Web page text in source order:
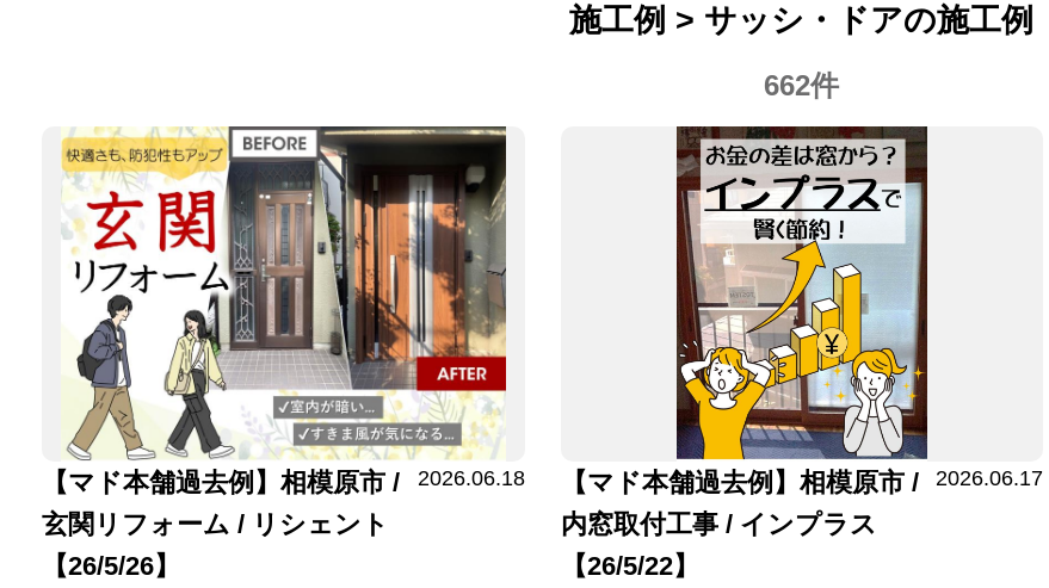
施工例 > サッシ・ドアの施工例
662件
【マド本舗過去例】相模原市 /
玄関リフォーム / リシェント
【26/5/26】
2026.06.18
【マド本舗過去例】相模原市 /
内窓取付工事 / インプラス
【26/5/22】
2026.06.17